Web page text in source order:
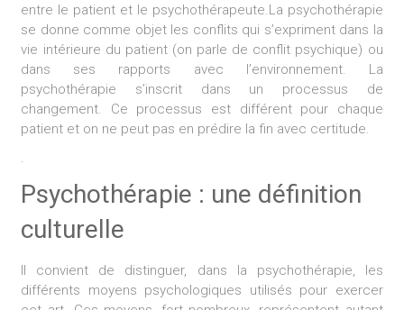
entre le patient et le psychothérapeute.La psychothérapie
se donne comme objet les conflits qui s’expriment dans la
vie intérieure du patient (on parle de conflit psychique) ou
dans ses rapports avec l’environnement. La
psychothérapie s’inscrit dans un processus de
changement. Ce processus est différent pour chaque
patient et on ne peut pas en prédire la fin avec certitude.
.
Psychothérapie : une définition
culturelle
Il convient de distinguer, dans la psychothérapie, les
différents moyens psychologiques utilisés pour exercer